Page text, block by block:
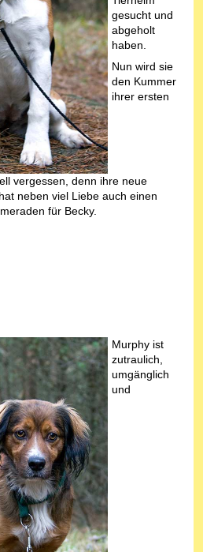
gesucht und
abgeholt
haben.
Nun wird sie
den Kummer
ihrer ersten
vergessen, denn ihre neue
neben viel Liebe auch einen
für Becky.
Murphy ist
zutraulich,
umgänglich
und